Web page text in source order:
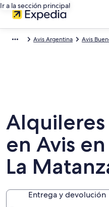
Ir a la sección principal
Avis Argentina Avis
en Avis
La
Entrega y devolución